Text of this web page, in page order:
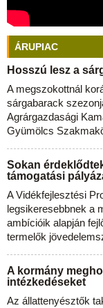
ÁRUPIAC
Hosszú lesz a
A megszokottnál
sárgabarack
Agrárgazdasági
Gyümölcs
Sokan
támogatási
A Vidékfejlesztési
legsikeresebbnek a
ambícióik alapján
termelők
A kormány
intézkedéseket
Az állattenyésztők